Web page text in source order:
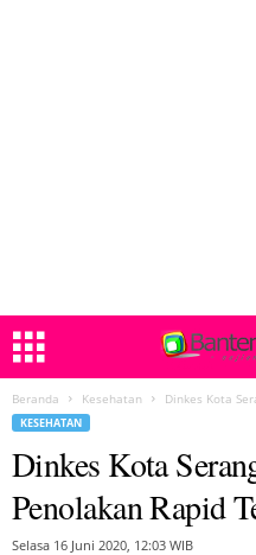
Beranda Kesehatan Dinkes Kota
KESEHATAN
Dinkes Kota
Penolakan Rapid
Selasa 16 Juni 2020, 12:03 WIB